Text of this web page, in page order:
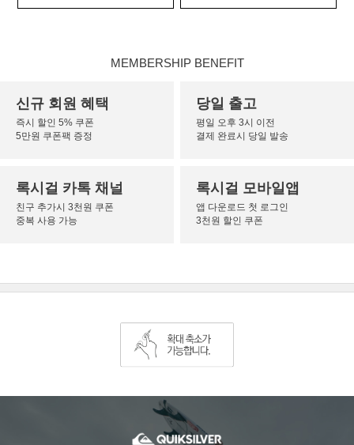
MEMBERSHIP BENEFIT
신규 회원 혜택
즉시 할인 5% 쿠폰
5만원 쿠폰팩 증정
당일 출고
평일 오후 3시 이전
결제 완료시 당일 발송
록시걸 카톡 채널
친구 추가시 3천원 쿠폰
중복 사용 가능
록시걸 모바일앱
앱 다운로드 첫 로그인
3천원 할인 쿠폰